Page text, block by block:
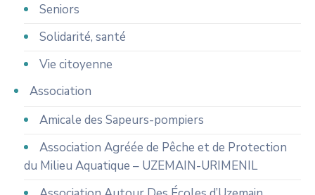
Seniors
Solidarité, santé
Vie citoyenne
Association
Amicale des Sapeurs-pompiers
Association Agréée de Pêche et de Protection
du Milieu Aquatique – UZEMAIN-URIMENIL